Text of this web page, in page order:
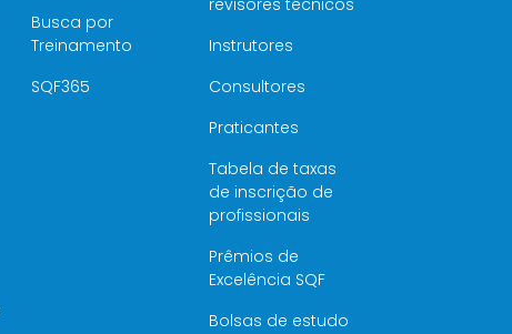
Busca por
Treinamento
SQF365
revisores técnicos
Instrutores
Consultores
Praticantes
Tabela de taxas
de inscrição de
profissionais
Prêmios de
Excelência SQF
Bolsas de estudo